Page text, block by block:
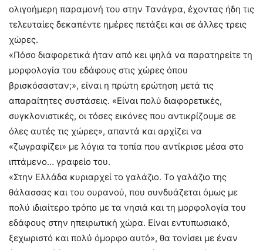
ολιγοήμερη παραμονή του στην Τανάγρα, έχοντας ήδη τις
τελευταίες δεκαπέντε ημέρες πετάξει και σε άλλες τρεις
χώρες.
«Πόσο διαφορετικά ήταν από κει ψηλά να παρατηρείτε τη
μορφολογία του εδάφους στις χώρες όπου
βρισκόσασταν;», είναι η πρώτη ερώτηση μετά τις
απαραίτητες συστάσεις. «Είναι πολύ διαφορετικές,
συγκλονιστικές, οι τόσες εικόνες που αντικρίζουμε σε
όλες αυτές τις χώρες», απαντά και αρχίζει να
«ζωγραφίζει» με λόγια τα τοπία που αντίκρισε μέσα στο
ιπτάμενο… γραφείο του.
«Στην Ελλάδα κυριαρχεί το γαλάζιο. Το γαλάζιο της
θάλασσας και του ουρανού, που συνδυάζεται όμως με
πολύ ιδιαίτερο τρόπο με τα νησιά και τη μορφολογία του
εδάφους στην ηπειρωτική χώρα. Είναι εντυπωσιακό,
ξεχωριστό και πολύ όμορφο αυτό», θα τονίσει με έναν